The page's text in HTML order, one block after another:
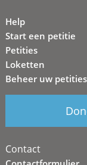
Help
Start een petitie
Petities
Loketten
Beheer uw petities
Contact